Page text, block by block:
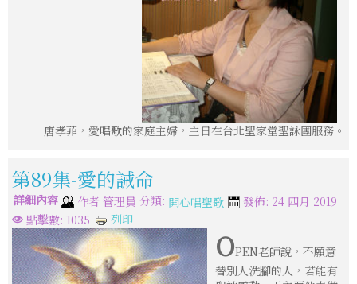
唐孝菲，愛唱歌的家庭主婦，主日在台北聖家堂聖詠團服務。
第89集-愛的誡命
詳細內容 作者 管理員 分類: 開心唱聖歌
發佈: 24 四月 2019
點擊數: 1035
列印
OPEN老師說，不願意
替別人洗腳的人，若能有